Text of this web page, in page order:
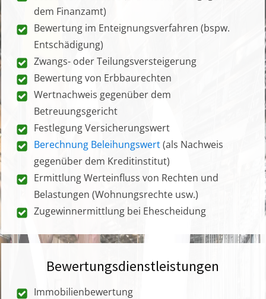
dem Finanzamt)
Bewertung im Enteignungsverfahren (bspw.
Entschädigung)
Zwangs- oder Teilungsversteigerung
Bewertung von Erbbaurechten
Wertnachweis gegenüber dem
Betreuungsgericht
Festlegung Versicherungswert
Berechnung Beleihungswert(als Nachweis
gegenüber dem Kreditinstitut)
Ermittlung Werteinfluss von Rechten und
Belastungen (Wohnungsrechte usw.)
Zugewinnermittlung bei Ehescheidung
Bewertungsdienstleistungen
Immobilienbewertung